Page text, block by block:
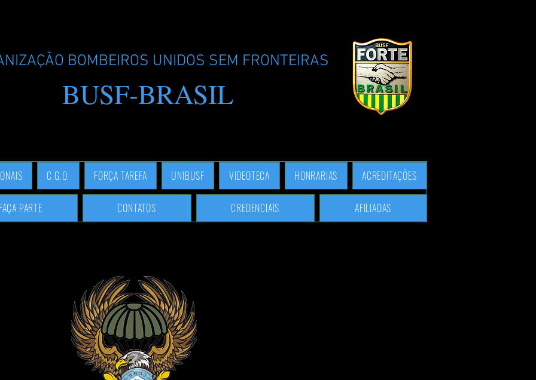
BOMBEIROS UNIDOS SEM FRONTEIRAS
BUSF-BRASIL
C.G.O. FORÇA TAREFA UNIBUSF VIDEOTECA HONRARIAS ACREDITAÇÕES
FAÇA PARTE CONTATOS CREDENCIAIS AFILIADAS